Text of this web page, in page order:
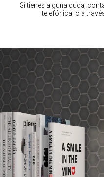
Si tienes alguna duda,
telefónica o a